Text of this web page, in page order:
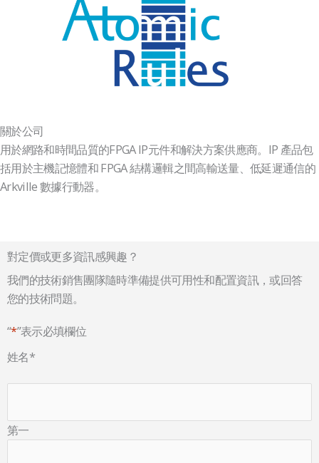
關於公司
用於網路和時間品質的FPGA IP元件和解決方案供應商。IP 產品包
括用於主機記憶體和 FPGA 結構邏輯之間高輸送量、低延遲通信的
Arkville 數據行動器。
對定價或更多資訊感興趣？
我們的技術銷售團隊隨時準備提供可用性和配置資訊，或回答
您的技術問題。
“*”表示必填欄位
姓名*
第一